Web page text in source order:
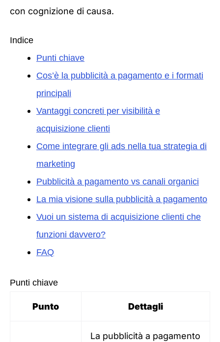
con cognizione di causa.
Indice
Punti chiave
Cos’è la pubblicità a pagamento e i formati
principali
Vantaggi concreti per visibilità e
acquisizione clienti
Come integrare gli ads nella tua strategia di
marketing
Pubblicità a pagamento vs canali organici
La mia visione sulla pubblicità a pagamento
Vuoi un sistema di acquisizione clienti che
funzioni davvero?
FAQ
Punti chiave
Punto Dettagli
La pubblicità a pagamento